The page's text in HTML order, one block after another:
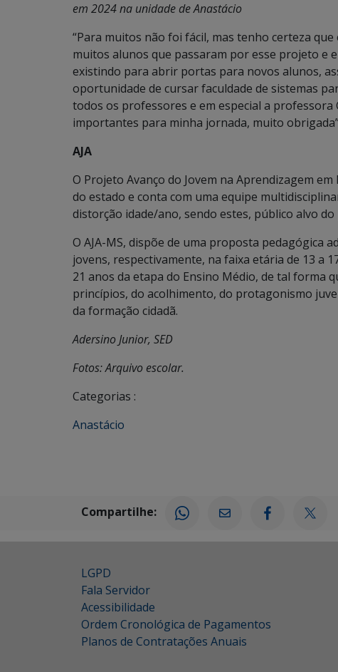
em 2024 na unidade de Anastácio
“Para muitos não foi fácil, mas tenho certeza
muitos alunos que passaram por esse projeto e
existindo para abrir portas para novos alunos,
oportunidade de cursar faculdade de sistemas
todos os professores e em especial a
importantes para minha jornada, muito
AJA
O Projeto Avanço do Jovem na Aprendizagem
do estado e conta com uma equipe
distorção idade/ano, sendo estes, público alvo
O AJA-MS, dispõe de uma proposta pedagógica
jovens, respectivamente, na faixa etária de 13 a
21 anos da etapa do Ensino Médio, de tal forma
princípios, do acolhimento, do protagonismo
da formação cidadã.
Adersino Junior, SED
Fotos: Arquivo escolar.
Categorias :
Anastácio
Compartilhe:
LGPD
Fala Servidor
Acessibilidade
Ordem Cronológica de Pagamentos
Planos de Contratações Anuais